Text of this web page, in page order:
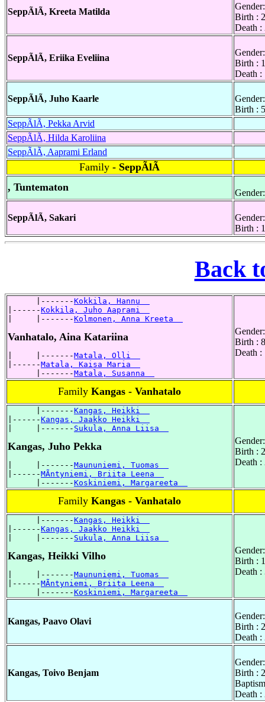
SeppÃlÃ, Kreeta Matilda
Birth :
Death :
SeppÃlÃ, Eriika Eveliina
Birth :
Death :
SeppÃlÃ, Juho Kaarle
Birth :
SeppÃlÃ, Pekka Arvid
SeppÃlÃ, Hilda Karoliina
SeppÃlÃ, Aaprami Erland
Family - SeppÃlÃ
, Tuntematon
SeppÃlÃ, Sakari
Birth :
Back
      |-------
Kokkila, Hannu
|------Kokkila, Juho Aaprami
|     |-------Kolmonen, Anna Kreeta
Vanhatalo, Aina Katariina
|     |-------Matala, Olli
|------Matala, Kaisa Maria
      |-------
Matala, Susanna
Birth :
Death :
Family Kangas - Vanhatalo
      |-------
Kangas, Heikki
|------Kangas, Jaakko Heikki
|     |------- Sukula, Anna Liisa
Kangas, Juho Pekka
|     |-------Maununiemi, Tuomas
|------MÃntyniemi, Briita Leena
      |-------
Koskiniemi, Margareeta
Birth :
Death :
Family Kangas - Vanhatalo
      |-------
Kangas, Heikki
|------Kangas, Jaakko Heikki
|     |------- Sukula, Anna Liisa
Kangas, Heikki Vilho
|     |-------Maununiemi, Tuomas
|------MÃntyniemi, Briita Leena
      |-------
Koskiniemi, Margareeta
Birth :
Death :
Kangas, Paavo Olavi
Birth :
Death :
Kangas, Toivo Benjam
Birth :
Death :